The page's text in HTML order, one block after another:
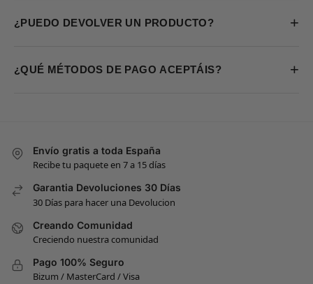
¿PUEDO DEVOLVER UN PRODUCTO? +
¿QUÉ MÉTODOS DE PAGO ACEPTÁIS? +
Envío gratis a toda España
Recibe tu paquete en 7 a 15 días
Garantia Devoluciones 30 Días
30 Días para hacer una Devolucion
Creando Comunidad
Creciendo nuestra comunidad
Pago 100% Seguro
Bizum / MasterCard / Visa